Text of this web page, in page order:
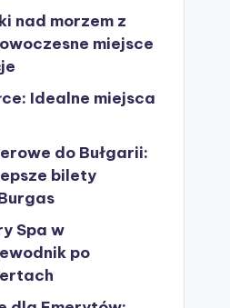
nad morzem z
miejsce
Idealne miejsca
do Bułgarii:
bilety
Spa w
po